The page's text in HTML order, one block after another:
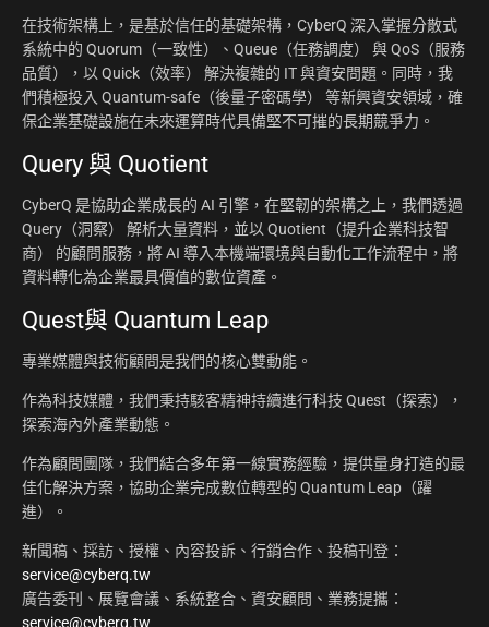
在技術架構上，是基於信任的基礎架構，CyberQ 深入掌握分散式
系統中的 Quorum（一致性）、Queue（任務調度） 與 QoS（服務
品質），以 Quick（效率） 解決複雜的 IT 與資安問題。同時，我
們積極投入 Quantum-safe（後量子密碼學） 等新興資安領域，確
保企業基礎設施在未來運算時代具備堅不可摧的長期競爭力。
Query 與 Quotient
CyberQ 是協助企業成長的 AI 引擎，在堅韌的架構之上，我們透過
Query（洞察） 解析大量資料，並以 Quotient（提升企業科技智
商） 的顧問服務，將 AI 導入本機端環境與自動化工作流程中，將
資料轉化為企業最具價值的數位資產。
Quest與 Quantum Leap
專業媒體與技術顧問是我們的核心雙動能。
作為科技媒體，我們秉持駭客精神持續進行科技 Quest（探索），
探索海內外產業動態。
作為顧問團隊，我們結合多年第一線實務經驗，提供量身打造的最
佳化解決方案，協助企業完成數位轉型的 Quantum Leap（躍
進）。
新聞稿、採訪、授權、內容投訴、行銷合作、投稿刊登：
service@cyberq.tw
廣告委刊、展覽會議、系統整合、資安顧問、業務提攜：
service@cyberq.tw